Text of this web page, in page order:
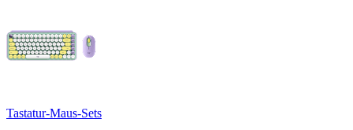
Tastatur-Maus-Sets